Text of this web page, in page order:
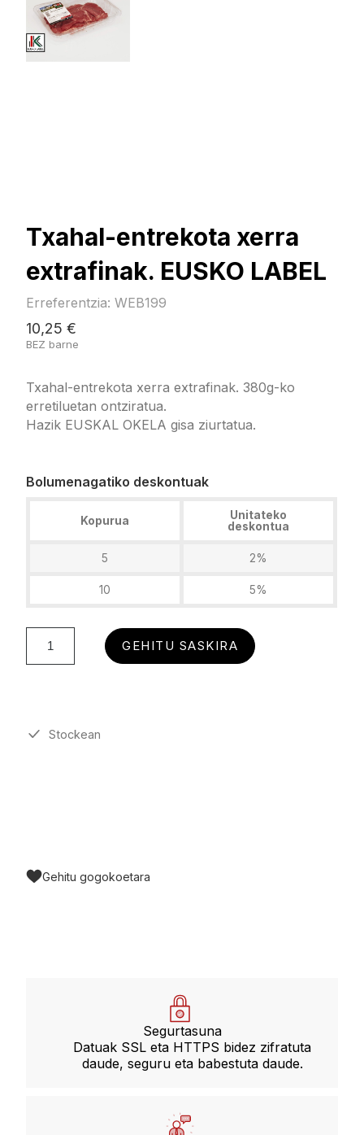
Txahal-entrekota xerra
extrafinak. EUSKO LABEL
Erreferentzia: WEB199
10,25 €
BEZ barne
Txahal-entrekota xerra extrafinak. 380g-ko
erretiluetan ontziratua.
Hazik EUSKAL OKELA gisa ziurtatua.
Bolumenagatiko deskontuak
Kopurua
Unitateko
deskontua
5 2%
10 5%
GEHITU SASKIRA
Stockean
Gehitu gogokoetara
Segurtasuna
Datuak SSL eta HTTPS bidez zifratuta
daude, seguru eta babestuta daude.